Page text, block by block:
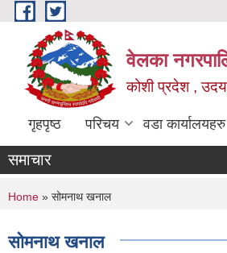
Skip to main content
वेलका
कोशी प्रदेश ,
गृहपृष्ठ परिचय वडा कार्यालयहरु
समाचार
You are here
Home » सोमनाथ खनाल
सोमनाथ खनाल